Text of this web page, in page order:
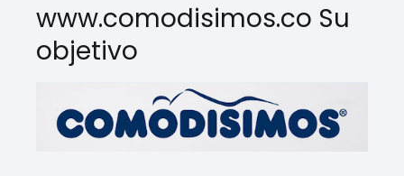
www.comodisimos.co Su
objetivo